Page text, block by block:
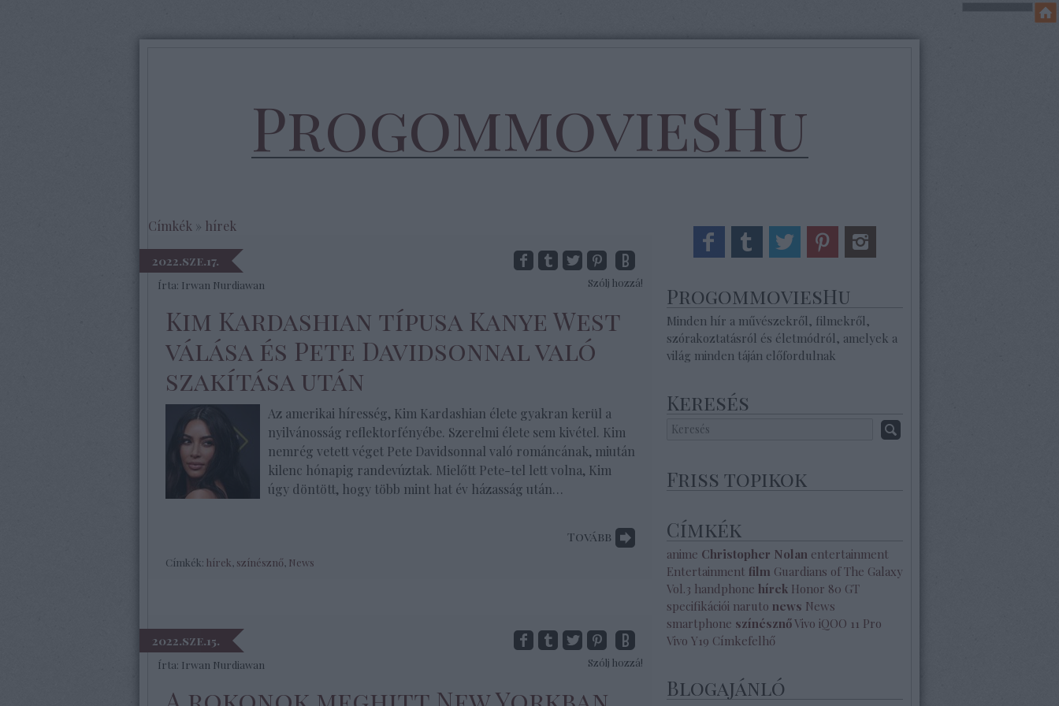
ProgommoviesHu
Címkék » hírek
2022.sze.17.
Írta: Irwan Nurdiawan Szólj hozzá!
Kim Kardashian típusa Kanye West
válása és Pete Davidsonnal való
szakítása után
Az amerikai híresség, Kim Kardashian élete gyakran kerül a
nyilvánosság reflektorfényébe. Szerelmi élete sem kivétel. Kim
nemrég vetett véget Pete Davidsonnal való románcának, miután
kilenc hónapig randevúztak. Mielőtt Pete-tel lett volna, Kim
úgy döntött, hogy több mint hat év házasság után…
Tovább
Címkék: hírek színésznő News
2022.sze.15.
Írta: Irwan Nurdiawan Szólj hozzá!
ProgommoviesHu
Minden hír a művészekről, filmekről,
szórakoztatásról és életmódról, amelyek a
világ minden táján előfordulnak
Keresés
Friss topikok
Címkék
anime Christopher Nolan entertainment
Entertainment film Guardians of The Galaxy
Vol.3 handphone hírek Honor 80 GT
specifikációi naruto news News
smartphone színésznőVivo iQOO 11 Pro
Vivo Y19 Címkefelhő
Blogajánló